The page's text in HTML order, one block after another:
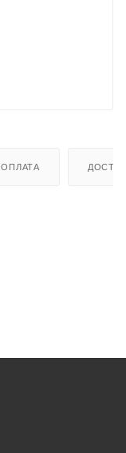
ОПЛАТА